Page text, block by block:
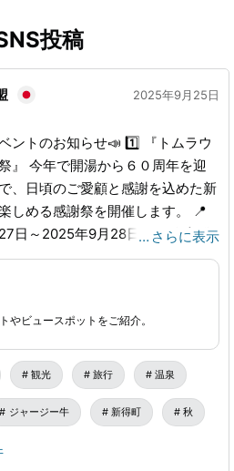
投稿
2025年9月25日
知らせ📣 1️⃣ 『トムラウ
を迎
、日頃のご愛顧と感謝を込めた新
める感謝祭を開催します。 📍
日～2025年9月28日 📍温泉入浴
～19:30 📍イベント：28
📍開催場所：トムラウシ温泉
め放題」「トムラウシ産ジャージ
MAKICOM MINAMIミニコンサー
得町懐かし写真展などたくさんの
。日帰り無料送迎もございますの
泉まで是非、足を運んでみてくだ
路：温泉15：00発 📍9/28 往
… さらに表示
やビュースポットをご紹介。
観光 旅行 温泉
ジャージー牛 新得町 秋